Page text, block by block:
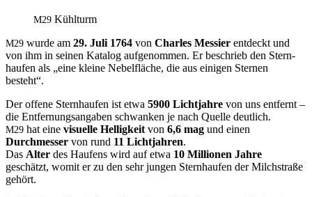
M29 Kühlturm
M29 wurde am 29. Juli 1764 von Charles Messier ent­deckt und
von ihm in seinen Kat­a­log aufgenom­men. Er beschrieb den Stern­
haufen als „eine kleine Nebelfläche, die aus eini­gen Ster­nen
besteht“.
Der offene Stern­haufen ist etwa 5900 Licht­jahre von uns ent­fer­nt –
die Ent­fer­nungsangaben schwanken je nach Quelle deutlich.
M29 hat eine visuelle Hel­ligkeit von 6,6 mag und einen
Durchmess­er von rund 11 Licht­jahren.
Das Alter des Haufens wird auf etwa 10 Mil­lio­nen Jahre
geschätzt, wom­it er zu den sehr jun­gen Stern­haufen der Milch­straße
gehört.